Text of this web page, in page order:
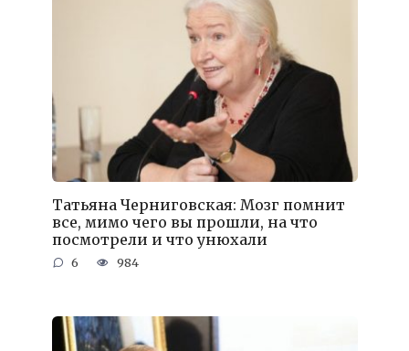
Татьяна Черниговская: Мозг помнит
все, мимо чего вы прошли, на что
посмотрели и что унюхали
6 984